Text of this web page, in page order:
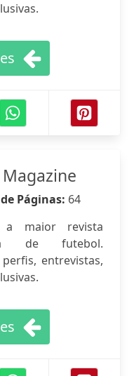
Páginas: 64
a maior revista
de futebol.
entrevistas,